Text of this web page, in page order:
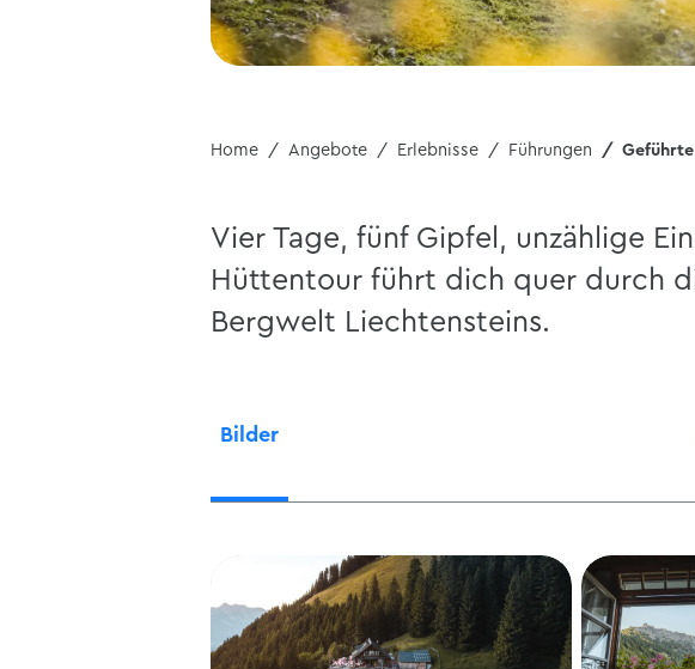
Home Angebote Erlebnisse Führungen
Vier Tage, fünf Gipfel, unzählige
Hüttentour führt dich quer durch
Bergwelt Liechtensteins.
Bilder